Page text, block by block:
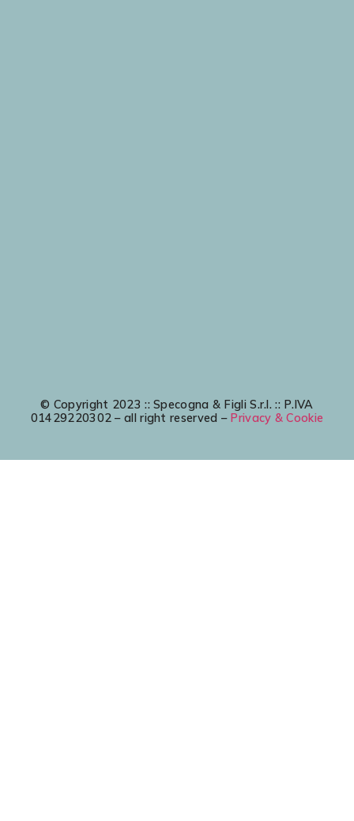
© Copyright 2023 :: Specogna & Figli S.r.l. :: P.IVA
01429220302 – all right reserved – Privacy & Cookie